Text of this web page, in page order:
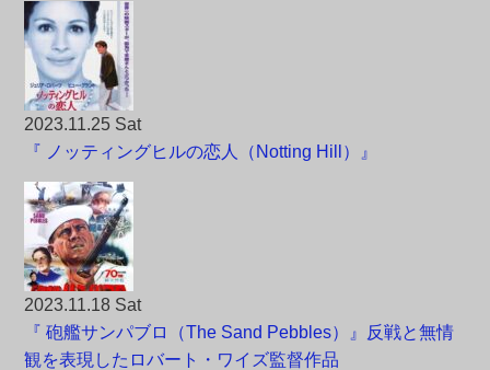
2023.11.25 Sat
『 ノッティングヒルの恋人（Notting Hill）』
2023.11.18 Sat
『 砲艦サンパブロ（The Sand Pebbles）』反戦と無情
観を表現したロバート・ワイズ監督作品